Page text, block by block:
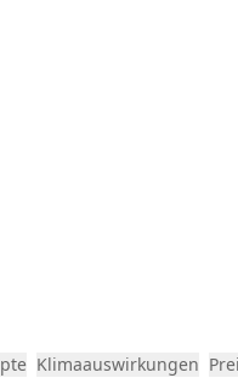
Klimaauswirkungen